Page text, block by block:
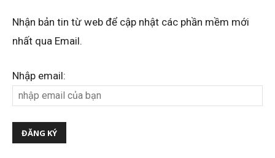
Nhận bản tin từ web để cập nhật các phần mềm mới
nhất qua Email.
Nhập email: